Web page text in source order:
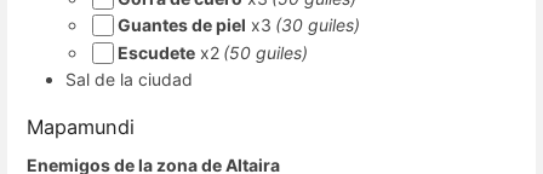
Guantes de piel x3 (30 guiles)
Escudete x2 (50 guiles)
Sal de la ciudad
Mapamundi
Enemigos de la zona de Altaira